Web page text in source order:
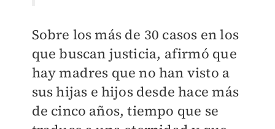
Sobre los más de 30 casos en los
que buscan justicia, afirmó que
hay madres que no han visto a
sus hijas e hijos desde hace más
de cinco años, tiempo que se